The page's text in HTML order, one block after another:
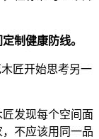
制健康防线。
匠开始思考另一
发现每个空间面
不应该用同一品